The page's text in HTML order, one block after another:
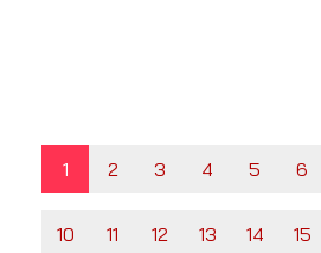
1 2 3 4 5 6
10 11 12 13 14 15